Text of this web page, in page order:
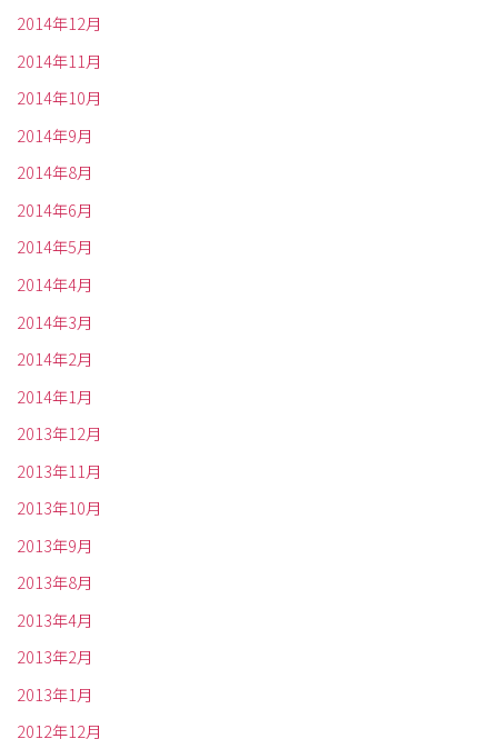
2014年12月
2014年11月
2014年10月
2014年9月
2014年8月
2014年6月
2014年5月
2014年4月
2014年3月
2014年2月
2014年1月
2013年12月
2013年11月
2013年10月
2013年9月
2013年8月
2013年4月
2013年2月
2013年1月
2012年12月